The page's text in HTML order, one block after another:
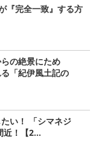
『完全一致』する方
の絶景にため
「紀伊風土記の
い！ 「シマネジ
近！【2...